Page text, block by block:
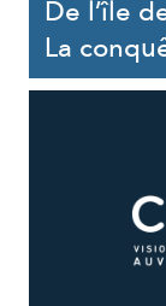
De l’île
La